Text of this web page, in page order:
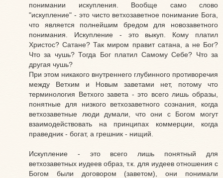
понимании искупления. Вообще само слово
"искупление" - это чисто ветхозаветное понимание Бога,
что является полнейшим бредом для новозаветного
понимания. Искупление - это выкуп. Кому платил
Христос? Сатане? Так миром правит сатана, а не Бог?
Что за чушь? Тогда Бог платил Самому Себе? Что за
другая чушь?
При этом никакого внутреннего глубинного противоречия
между Ветхим и Новым заветами нет, потому что
терминология Ветхого завета - это всего лишь образы,
понятные для низкого ветхозаветного сознания, когда
ветхозаветные люди думали, что они с Богом могут
взаимодействовать на принципах коммерции, когда
праведник - богат, а грешник - нищий.
Искупление - это всего лишь понятный для
ветхозаветных иудеев образ, т.к. для иудеев отношения с
Богом были договором (заветом), они понимали